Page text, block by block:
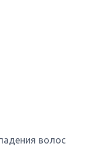
волос